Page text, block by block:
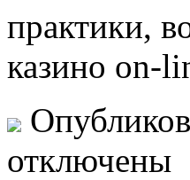
практики,
казино on-
отключены